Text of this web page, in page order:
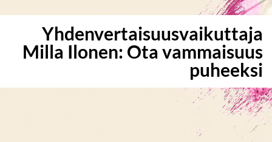
Yhdenvertaisuus­vaikuttaja
Milla Ilonen: Ota vammaisuus
puheeksi